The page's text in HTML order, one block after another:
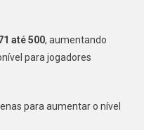
até 500, aumentando
para jogadores
para aumentar o nível